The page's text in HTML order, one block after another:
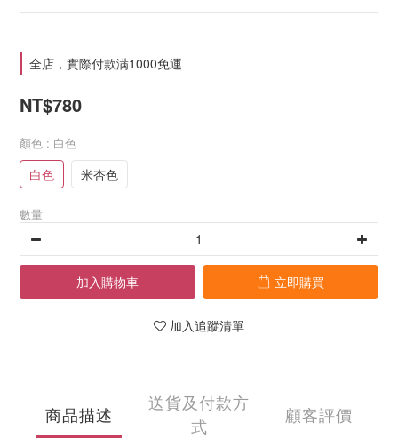
全店，實際付款满1000免運
NT$780
顏色 : 白色
白色 米杏色
數量
加入購物車 立即購買
加入追蹤清單
商品描述
送貨及付款方
式
顧客評價